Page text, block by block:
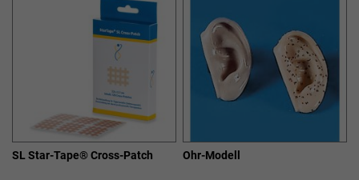
SL Star-Tape® Cross-Patch Ohr-Modell